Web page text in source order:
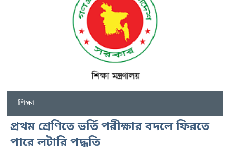
শিক্ষা
প্রথম শ্রেণিতে ভর্তি পরীক্ষার বদলে ফিরতে
পারে লটারি পদ্ধতি